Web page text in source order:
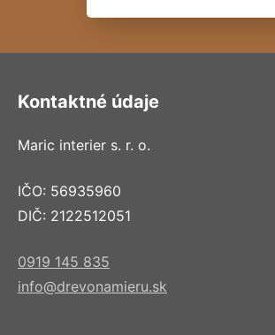
Kontaktné údaje
Maric interier s. r. o.
IČO: 56935960
DIČ: 2122512051
0919 145 835
info@drevonamieru.sk